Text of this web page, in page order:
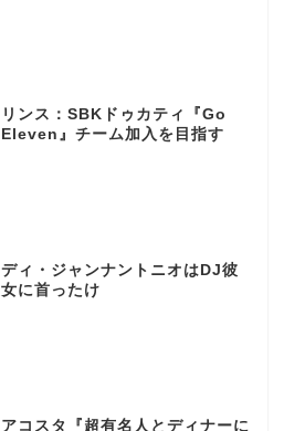
リンス：SBKドゥカティ『Go
Eleven』チーム加入を目指す
ディ・ジャンナントニオはDJ彼
女に首ったけ
アコスタ『超有名人とディナーに